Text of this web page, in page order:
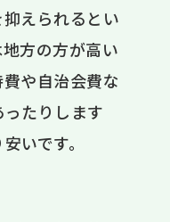
えられるとい
方の方が高い
や自治会費な
たりします
いです。